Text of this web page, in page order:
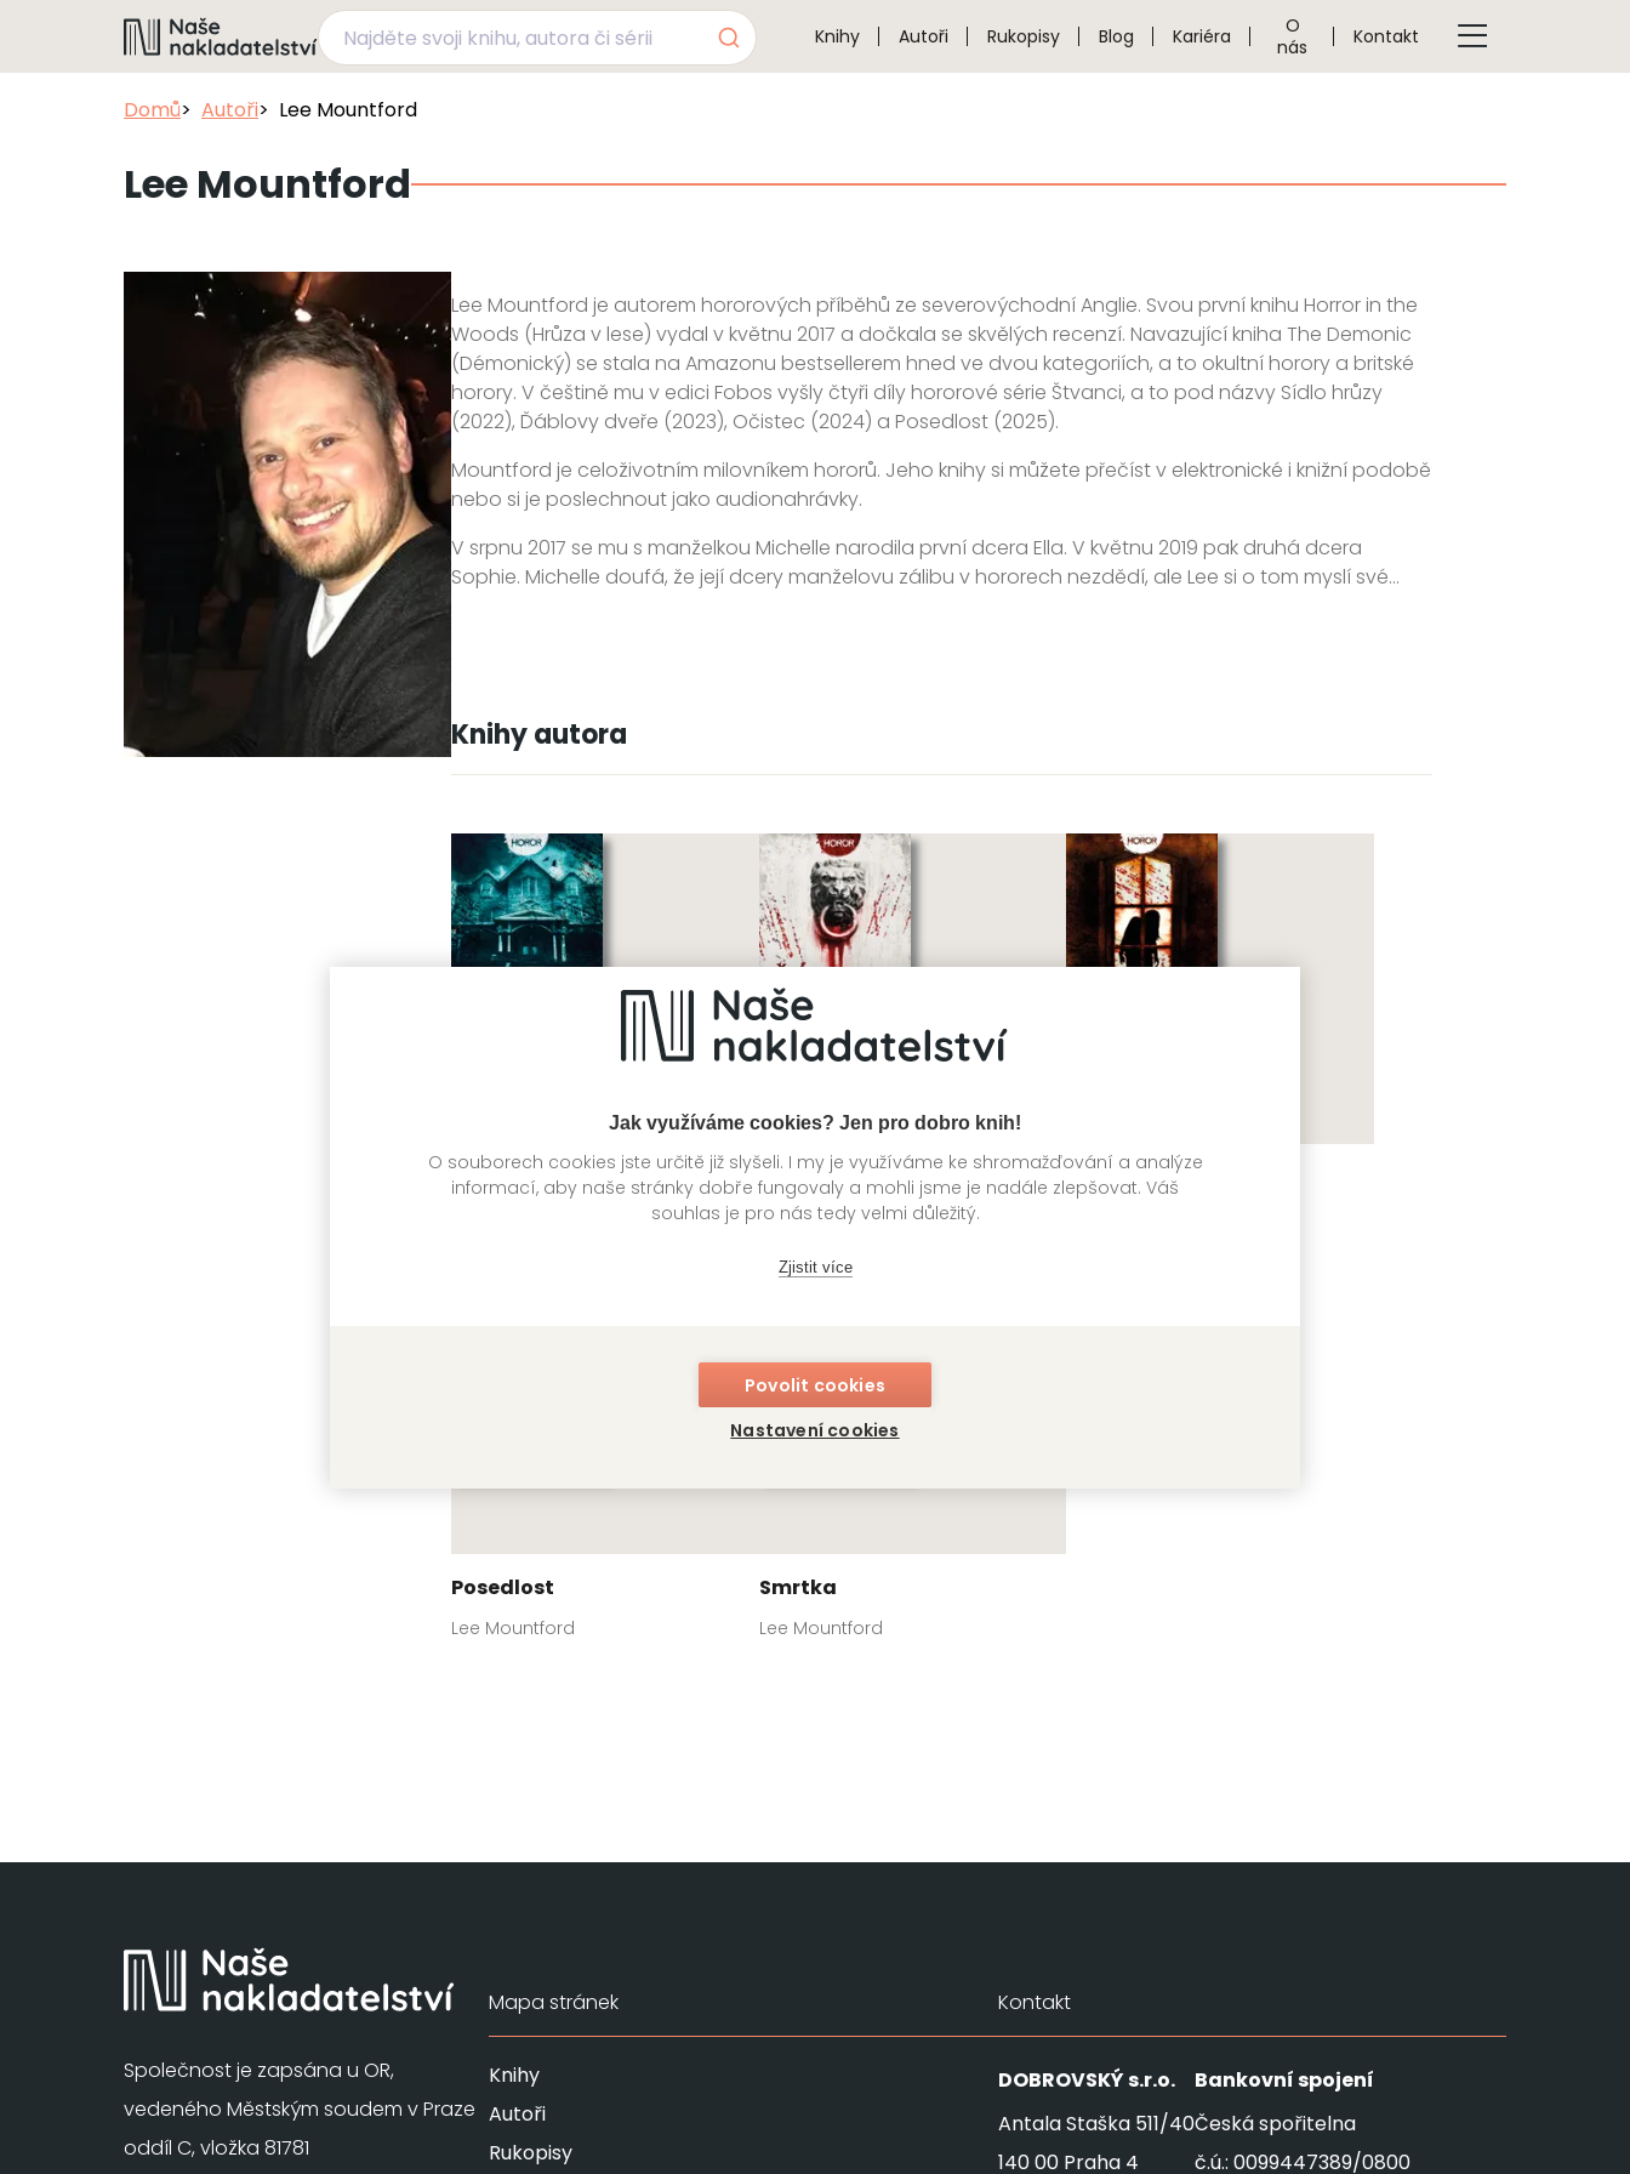
Jak využíváme cookies? Jen pro dobro knih!
O souborech cookies jste určitě již slyšeli. I my je využíváme ke shromažďování a analýze
informací, aby naše stránky dobře fungovaly a mohli jsme je nadále zlepšovat. Váš
souhlas je pro nás tedy velmi důležitý.
Zjistit více
Povolit cookies
Nastavení cookies
Knihy Autoři Rukopisy Blog Kariéra
O
nás
Kontakt
Domů Autoři Lee Mountford
Lee Mountford
Lee Mountford je autorem hororových příběhů ze severovýchodní Anglie. Svou první knihu Horror in the
Woods (Hrůza v lese) vydal v květnu 2017 a dočkala se skvělých recenzí. Navazující kniha The Demonic
(Démonický) se stala na Amazonu bestsellerem hned ve dvou kategoriích, a to okultní horory a britské
horory. V češtině mu v edici Fobos vyšly čtyři díly hororové série Štvanci, a to pod názvy Sídlo hrůzy
(2022), Ďáblovy dveře (2023), Očistec (2024) a Posedlost (2025).
Mountford je celoživotním milovníkem hororů. Jeho knihy si můžete přečíst v elektronické i knižní podobě
nebo si je poslechnout jako audionahrávky.
V srpnu 2017 se mu s manželkou Michelle narodila první dcera Ella. V květnu 2019 pak druhá dcera
Sophie. Michelle doufá, že její dcery manželovu zálibu v hororech nezdědí, ale Lee si o tom myslí své…
Knihy autora
Sídlo hrůzy Ďáblovy dveře
Lee Mountford
Očistec
Posedlost
Lee Mountford
Smrtka
Lee Mountford
Společnost je zapsána u OR,
vedeného Městským soudem v Praze
oddíl C, vložka 81781
Mapa stránek
Knihy
Autoři
Rukopisy
Kontakt
DOBROVSKÝs.r.o.
Antala Staška 511/40
140 00 Praha 4
Bankovní spojení
Česká spořitelna
č.ú.: 0099447389/0800